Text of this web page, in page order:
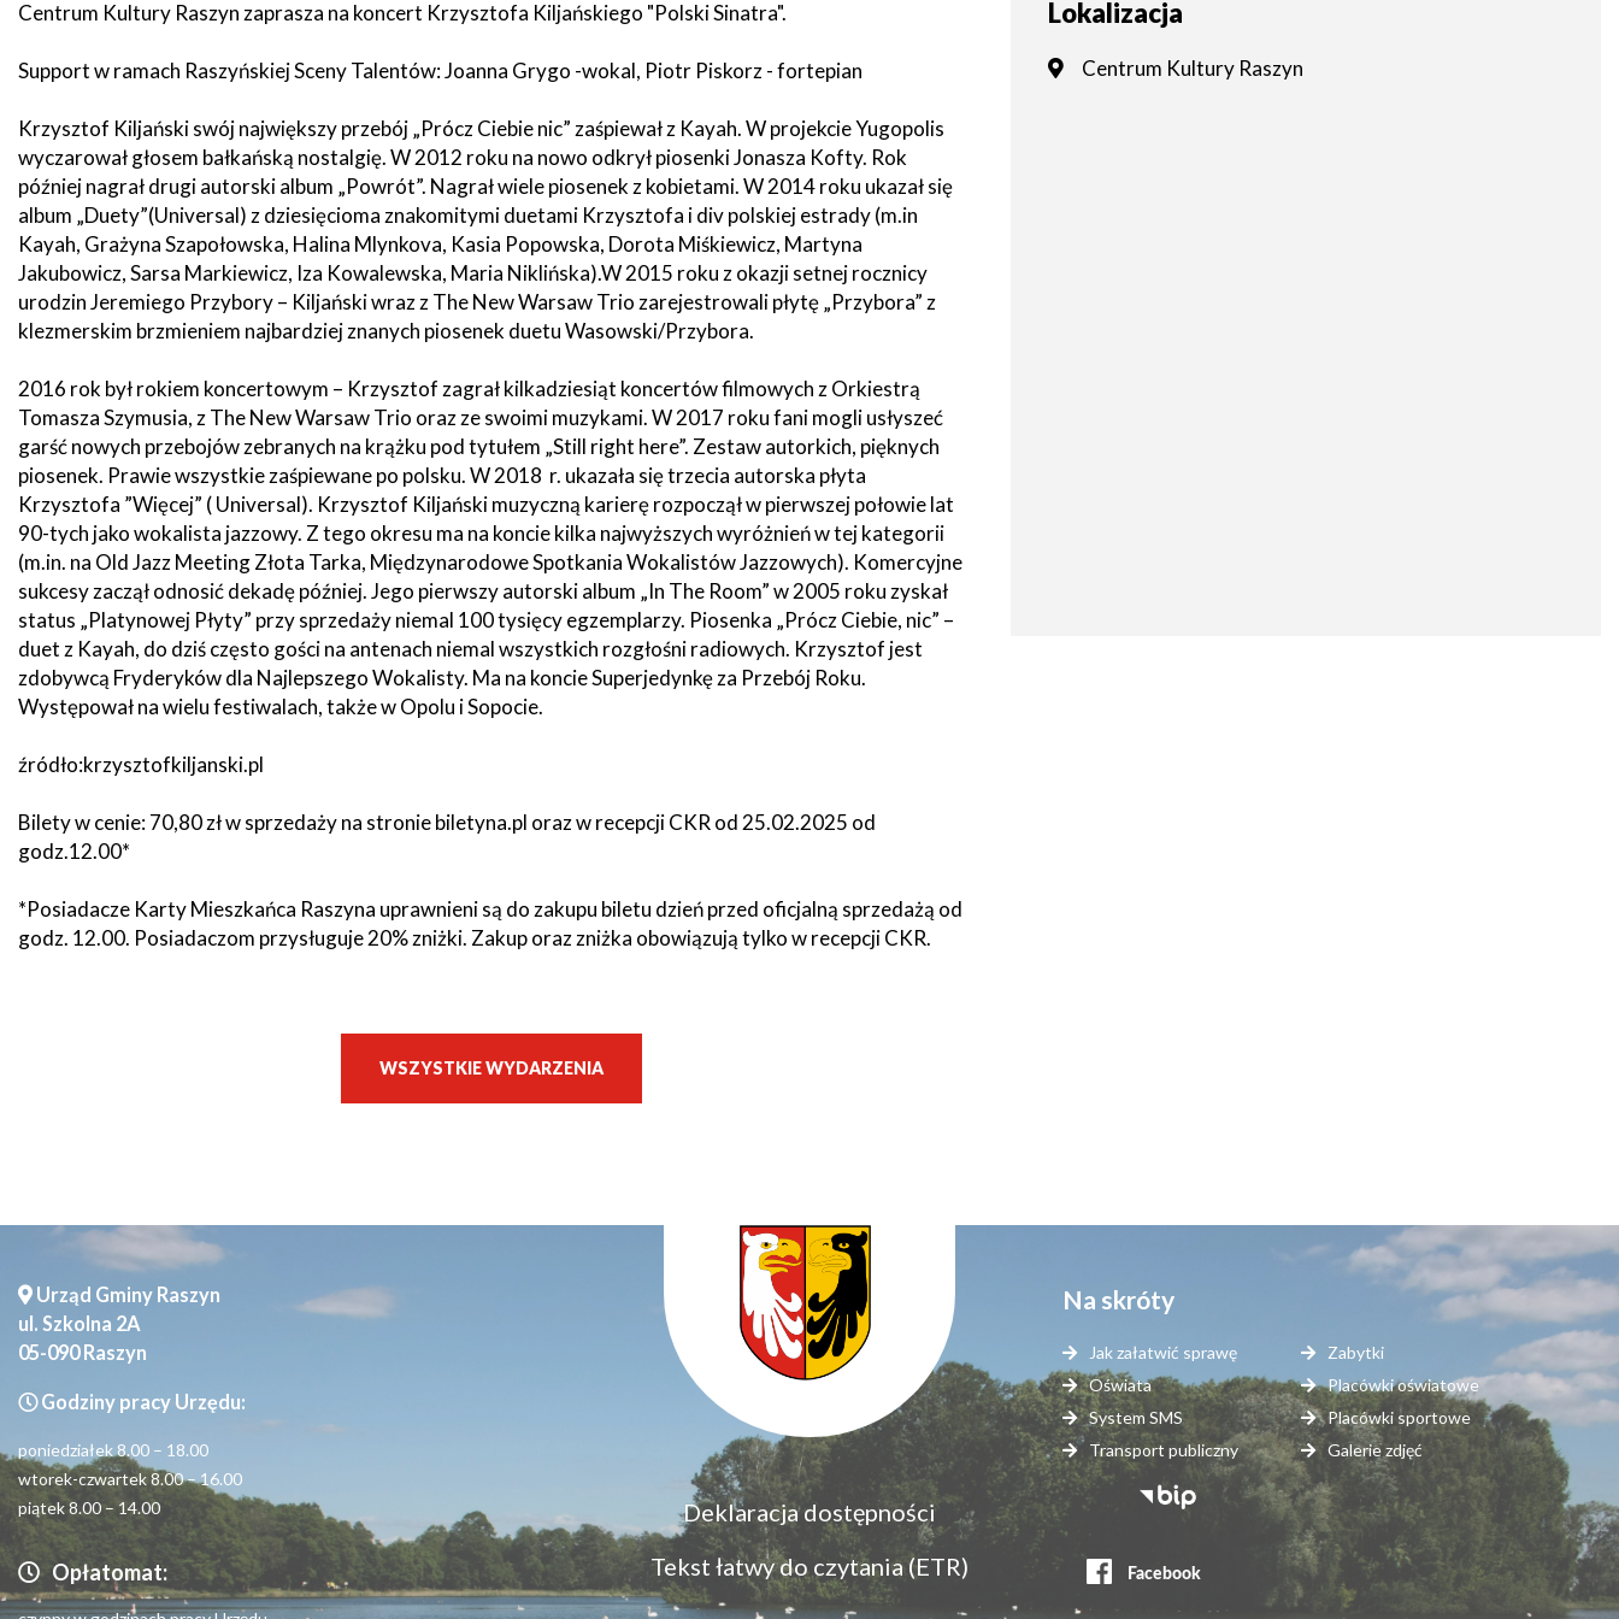
i
Gospodarka
Oświata
Zgłaszanie
awarii
System
Konsultacje
społeczne
Planowane
wyłączenia
Seniorzy
open
in
window
Publiczne
Eko
Raszyn
Dostępność
Język
migowy
w
zdrowotne
Organizacje
Policja
Jednostki
OSP
Parafie
Publikacje
o
Raszynie
Centrum Kultury Raszyn zaprasza na koncert Krzysztofa Kiljańskiego "Polski Sinatra".
Support w ramach Raszyńskiej Sceny Talentów: Joanna Grygo -wokal, Piotr Piskorz - fortepian
Krzysztof Kiljański swój największy przebój „Prócz Ciebie nic” zaśpiewał z Kayah. W projekcie Yugopolis
wyczarował głosem bałkańską nostalgię. W 2012 roku na nowo odkrył piosenki Jonasza Kofty. Rok
później nagrał drugi autorski album „Powrót”. Nagrał wiele piosenek z kobietami. W 2014 roku ukazał się
album „Duety”(Universal) z dziesięcioma znakomitymi duetami Krzysztofa i div polskiej estrady (m.in
Kayah, Grażyna Szapołowska, Halina Mlynkova, Kasia Popowska, Dorota Miśkiewicz, Martyna
Jakubowicz, Sarsa Markiewicz, Iza Kowalewska, Maria Niklińska).W 2015 roku z okazji setnej rocznicy
urodzin Jeremiego Przybory – Kiljański wraz z The New Warsaw Trio zarejestrowali płytę „Przybora” z
klezmerskim brzmieniem najbardziej znanych piosenek duetu Wasowski/Przybora.
2016 rok był rokiem koncertowym – Krzysztof zagrał kilkadziesiąt koncertów filmowych z Orkiestrą
Tomasza Szymusia, z The New Warsaw Trio oraz ze swoimi muzykami. W 2017 roku fani mogli usłyszeć
garść nowych przebojów zebranych na krążku pod tytułem „Still right here”. Zestaw autorkich, pięknych
piosenek. Prawie wszystkie zaśpiewane po polsku. W 2018 r. ukazała się trzecia autorska płyta
Krzysztofa ”Więcej” ( Universal). Krzysztof Kiljański muzyczną karierę rozpoczął w pierwszej połowie lat
90-tych jako wokalista jazzowy. Z tego okresu ma na koncie kilka najwyższych wyróżnień w tej kategorii
(m.in. na Old Jazz Meeting Złota Tarka, Międzynarodowe Spotkania Wokalistów Jazzowych). Komercyjne
sukcesy zaczął odnosić dekadę później. Jego pierwszy autorski album „In The Room” w 2005 roku zyskał
status „Platynowej Płyty” przy sprzedaży niemal 100 tysięcy egzemplarzy. Piosenka „Prócz Ciebie, nic” –
duet z Kayah, do dziś często gości na antenach niemal wszystkich rozgłośni radiowych. Krzysztof jest
zdobywcą Fryderyków dla Najlepszego Wokalisty. Ma na koncie Superjedynkę za Przebój Roku.
Występował na wielu festiwalach, także w Opolu i Sopocie.
źródło:krzysztofkiljanski.pl
Bilety w cenie: 70,80 zł w sprzedaży na stronie biletyna.pl oraz w recepcji CKR od 25.02.2025 od
godz.12.00*
*Posiadacze Karty Mieszkańca Raszyna uprawnieni są do zakupu biletu dzień przed oficjalną sprzedażą od
godz. 12.00. Posiadaczom przysługuje 20% zniżki. Zakup oraz zniżka obowiązują tylko w recepcji CKR.
WSZYSTKIE WYDARZENIA
Lokalizacja
Centrum Kultury Raszyn
Urząd Gminy Raszyn
ul. Szkolna 2A
05-090 Raszyn
Godziny pracy Urzędu:
poniedziałek 8.00 – 18.00
wtorek-czwartek 8.00 – 16.00
piątek 8.00 – 14.00
Opłatomat:
dostępność
Deklaracja dostępności
Tekst łatwy do czytania (ETR)
Na skróty
Jak załatwić sprawę
Oświata
System SMS
Transport publiczny
Zabytki
Placówki oświatowe
Placówki sportowe
Galerie zdjęć
Stopka
serwisy
zewnętrzne